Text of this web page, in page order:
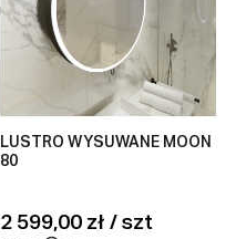
LUSTRO WYSUWANE MOON
80
2 599,00 zł / szt